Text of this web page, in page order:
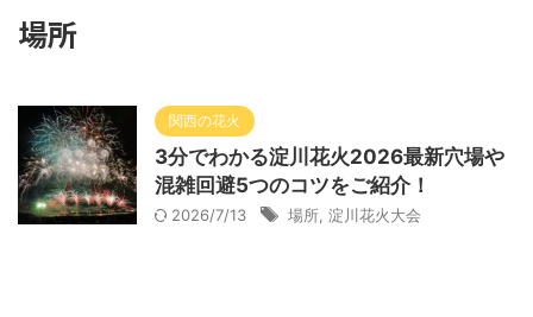
場所
関西の花火
3分でわかる淀川花火2026最新穴場や
混雑回避5つのコツをご紹介！
2026/7/13 場所 淀川花火大会